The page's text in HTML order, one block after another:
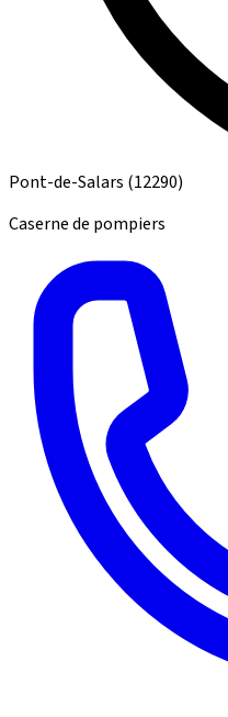
Pont-de-Salars (12290)
Caserne de pompiers